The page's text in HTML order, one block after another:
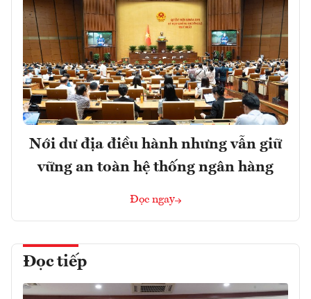
Nới dư địa điều hành nhưng vẫn giữ
vững an toàn hệ thống ngân hàng
Đọc ngay
Đọc tiếp